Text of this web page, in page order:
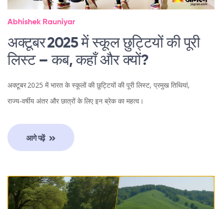
Abhishek Rauniyar
अक्टूबर 2025 में स्कूल छुट्टियों की पूरी
लिस्ट – कब, कहाँ और क्यों?
अक्टूबर 2025 में भारत के स्कूलों की छुट्टियों की पूरी लिस्ट, प्रमुख तिथियां,
राज्य‑वर्षीय अंतर और छात्रों के लिए इन ब्रेक का महत्व।
आगे पढ़ें